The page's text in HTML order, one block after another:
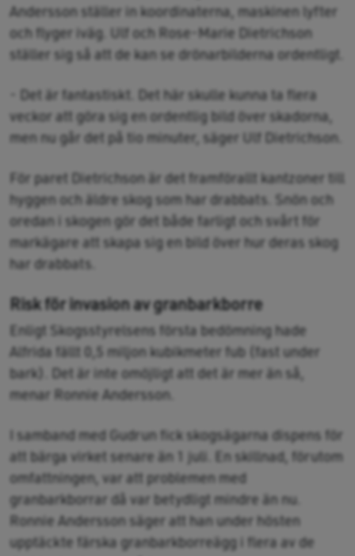
Andersson ställer in koordinaterna, maskinen lyfter
och flyger iväg. Ulf och Rose-Marie Dietrichson
ställer sig så att de kan se drönarbilderna ordentligt.
- Det är fantastiskt. Det här skulle kunna ta flera
veckor att göra sig en ordentlig bild över skadorna,
men nu går det på tio minuter, säger Ulf Dietrichson.
För paret Dietrichson är det framförallt kantzoner till
hyggen och äldre skog som har drabbats. Snön och
oredan i skogen gör det både farligt och svårt för
markägare att skapa sig en bild över hur deras skog
har drabbats.
Risk för invasion av granbarkborre
Enligt Skogsstyrelsens första bedömning hade
Alfrida fällt 0,5 miljon kubikmeter fub (fast under
bark). Det är inte omöjligt att det är mer än så,
menar Ronnie Andersson.
I samband med Gudrun fick skogsägarna dispens för
att bärga virket senare än 1 juli. En skillnad, förutom
omfattningen, var att problemen med
granbarkborrar då var betydligt mindre än nu.
Ronnie Andersson säger att han under hösten
upptäckte färska granbarkborreägg i flera av de